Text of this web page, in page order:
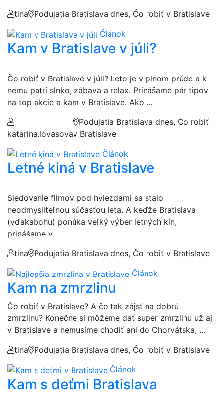
tina
Podujatia Bratislava dnes, Čo robiť v Bratislave
Článok
Kam v Bratislave v júli?
Čo robiť v Bratislave v júli? Leto je v plnom prúde a k
nemu patrí slnko, zábava a relax. Prinášame pár tipov
na top akcie a kam v Bratislave. Ako …
katarina.lovasova
Podujatia Bratislava dnes, Čo robiť
v Bratislave
Článok
Letné kiná v Bratislave
Sledovanie filmov pod hviezdami sa stalo
neodmysliteľnou súčasťou leta. A keďže Bratislava
(vďakabohu) ponúka veľký výber letných kín,
prinášame v…
tina
Podujatia Bratislava dnes, Čo robiť v Bratislave
Článok
Kam na zmrzlinu
Čo robiť v Bratislave? A čo tak zájsť na dobrú
zmrzlinu? Konečne si môžeme dať super zmrzlinu už aj
v Bratislave a nemusíme chodiť ani do Chorvátska, …
tina
Podujatia Bratislava dnes, Čo robiť v Bratislave
Článok
Kam s deťmi Bratislava